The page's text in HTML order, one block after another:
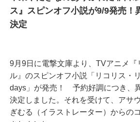
ス』スピンオフ小説が9/9発売！
決定
9月9日に電撃文庫より、TVアニメ『
ル』のスピンオフ小説「リコリス・
days」が発売！ 予約好調につき、
決定しました。それを受けて、アサ
ぎむる（イラストレーター）からの